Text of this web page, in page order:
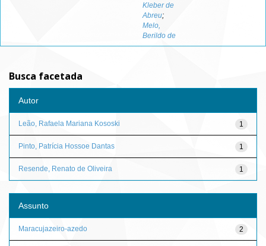
Kleber de
Abreu;
Melo,
Berildo de
Busca facetada
Autor
1
Leão, Rafaela Mariana Kososki
1
Pinto, Patrícia Hossoe Dantas
1
Resende, Renato de Oliveira
Assunto
2
Maracujazeiro-azedo